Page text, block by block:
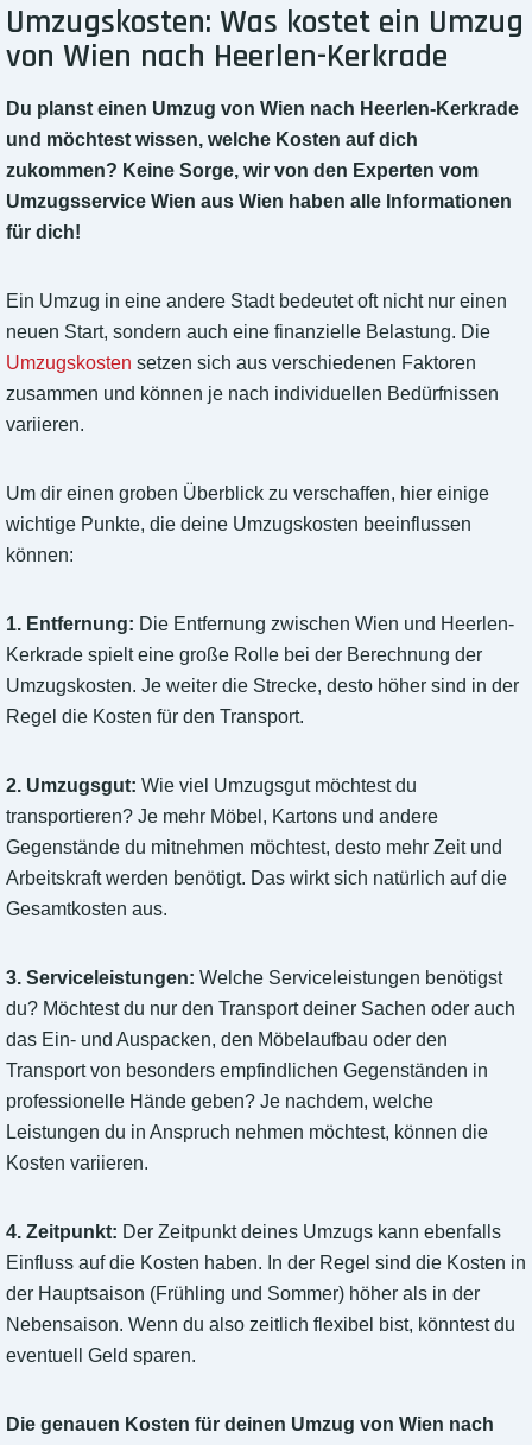
Umzugskosten: Was kostet ein Umzug
von Wien nach Heerlen-Kerkrade
Du planst einen Umzug von Wien nach Heerlen-Kerkrade
und möchtest wissen, welche Kosten auf dich
zukommen? Keine Sorge, wir von den Experten vom
Umzugsservice Wien aus Wien haben alle Informationen
für dich!
Ein Umzug in eine andere Stadt bedeutet oft nicht nur einen
neuen Start, sondern auch eine finanzielle Belastung. Die
Umzugskosten setzen sich aus verschiedenen Faktoren
zusammen und können je nach individuellen Bedürfnissen
variieren.
Um dir einen groben Überblick zu verschaffen, hier einige
wichtige Punkte, die deine Umzugskosten beeinflussen
können:
1. Entfernung: Die Entfernung zwischen Wien und Heerlen-
Kerkrade spielt eine große Rolle bei der Berechnung der
Umzugskosten. Je weiter die Strecke, desto höher sind in der
Regel die Kosten für den Transport.
2. Umzugsgut: Wie viel Umzugsgut möchtest du
transportieren? Je mehr Möbel, Kartons und andere
Gegenstände du mitnehmen möchtest, desto mehr Zeit und
Arbeitskraft werden benötigt. Das wirkt sich natürlich auf die
Gesamtkosten aus.
3. Serviceleistungen: Welche Serviceleistungen benötigst
du? Möchtest du nur den Transport deiner Sachen oder auch
das Ein- und Auspacken, den Möbelaufbau oder den
Transport von besonders empfindlichen Gegenständen in
professionelle Hände geben? Je nachdem, welche
Leistungen du in Anspruch nehmen möchtest, können die
Kosten variieren.
4. Zeitpunkt: Der Zeitpunkt deines Umzugs kann ebenfalls
Einfluss auf die Kosten haben. In der Regel sind die Kosten in
der Hauptsaison (Frühling und Sommer) höher als in der
Nebensaison. Wenn du also zeitlich flexibel bist, könntest du
eventuell Geld sparen.
Die genauen Kosten für deinen Umzug von Wien nach